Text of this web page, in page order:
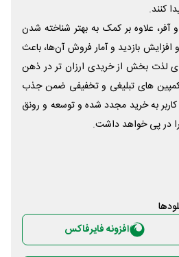
کنند.
آفر، علاوه بر کمک به بهتر شناخته شدن
بازدید و آمار فروش آن‌ها، باعث
لذت بخش از خریدی ارزان تر در ذهن
های تبلیغی و تخفیفی ضمن جذب
به خرید مجدد شده و توسعه و رونق
در پی خواهد داشت.
افزونه فایرفاکس